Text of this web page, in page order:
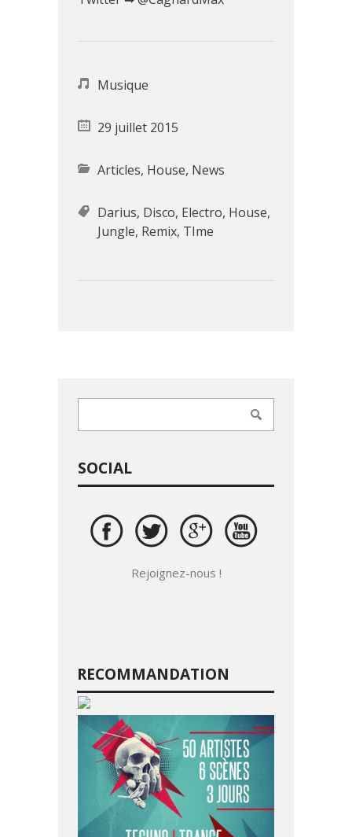
Musique
29 juillet 2015
Articles, House, News
Darius, Disco, Electro, House,
Jungle, Remix, TIme
SOCIAL
Rejoignez-nous !
RECOMMANDATION